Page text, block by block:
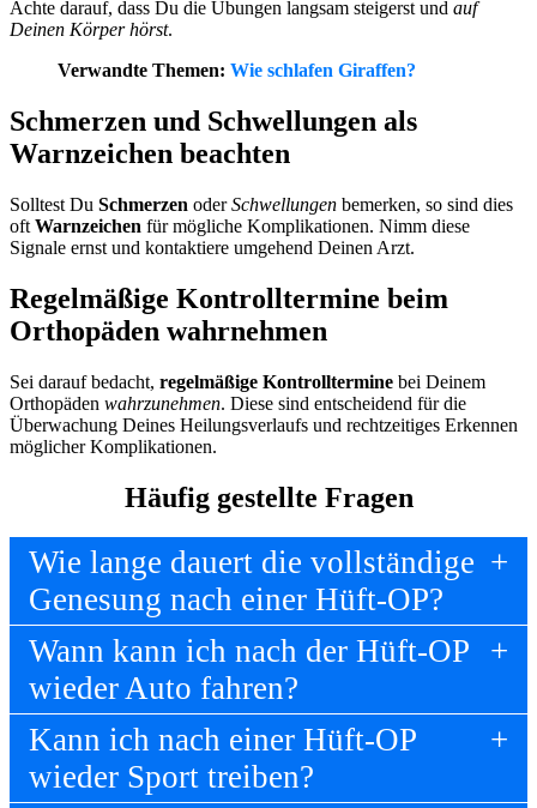
Achte darauf, dass Du die Übungen langsam steigerst und auf
Deinen Körper hörst.
Verwandte Themen: Wie schlafen Giraffen?
Schmerzen und Schwellungen als
Warnzeichen beachten
Solltest Du Schmerzen oderSchwellungen bemerken, so sind dies
oft Warnzeichen für mögliche Komplikationen. Nimm diese
Signale ernst und kontaktiere umgehend Deinen Arzt.
Regelmäßige Kontrolltermine beim
Orthopäden wahrnehmen
Sei darauf bedacht, regelmäßige Kontrolltermine bei Deinem
Orthopäden wahrzunehmen. Diese sind entscheidend für die
Überwachung Deines Heilungsverlaufs und rechtzeitiges Erkennen
möglicher Komplikationen.
Häufig gestellte Fragen
Wie lange dauert die vollständige
Genesung nach einer Hüft-OP?
Wann kann ich nach der Hüft-OP
wieder Auto fahren?
Kann ich nach einer Hüft-OP
wieder Sport treiben?